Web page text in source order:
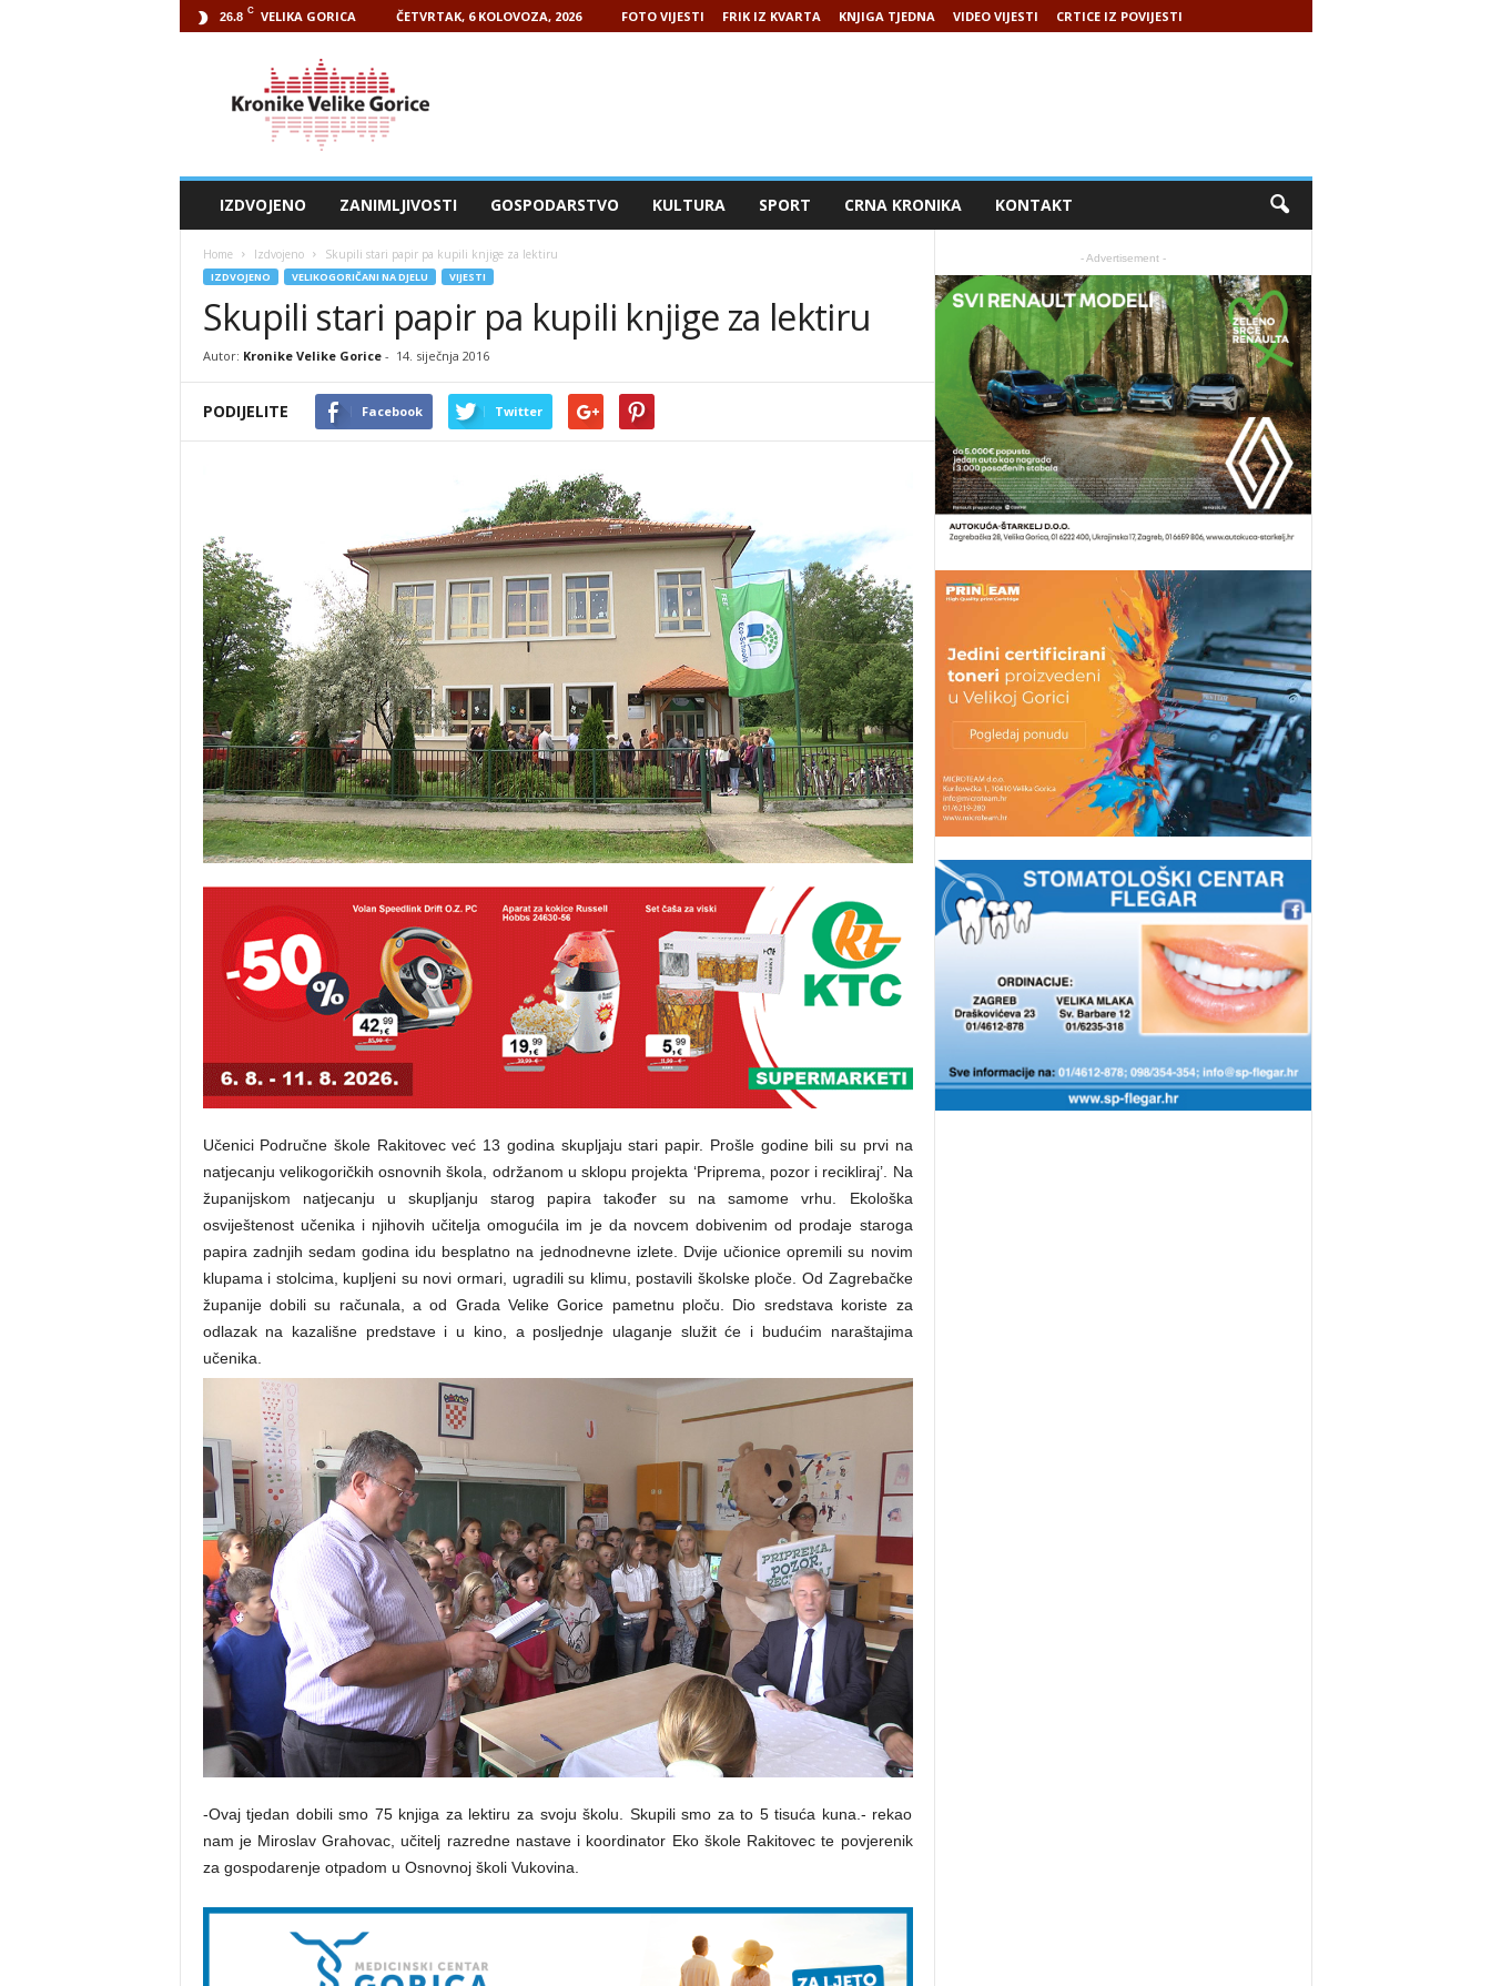
26.8 C VELIKA GORICA ČETVRTAK, 6 KOLOVOZA, 2026 FOTO VIJESTI FRIK IZ KVARTA KNJIGA TJEDNA VIDEO VIJESTI CRTICE IZ POVIJESTI
IZDVOJENO ZANIMLJIVOSTI GOSPODARSTVO KULTURA SPORT CRNA KRONIKA KONTAKT
Home Izdvojeno Skupili stari papir pa kupili knjige za lektiru
IZDVOJENO VELIKOGORIČANI NA DJELU VIJESTI
Skupili stari papir pa kupili knjige za lektiru
Autor: Kronike Velike Gorice- 14. siječnja 2016
PODIJELITE Facebook Twitter
Učenici Područne škole Rakitovec već 13 godina skupljaju stari papir. Prošle godine bili su prvi na
natjecanju velikogoričkih osnovnih škola, održanom u sklopu projekta ‘Priprema, pozor i recikliraj’. Na
županijskom natjecanju u skupljanju starog papira također su na samome vrhu. Ekološka
osviještenost učenika i njihovih učitelja omogućila im je da novcem dobivenim od prodaje staroga
papira zadnjih sedam godina idu besplatno na jednodnevne izlete. Dvije učionice opremili su novim
klupama i stolcima, kupljeni su novi ormari, ugradili su klimu, postavili školske ploče. Od Zagrebačke
županije dobili su računala, a od Grada Velike Gorice pametnu ploču. Dio sredstava koriste za
odlazak na kazališne predstave i u kino, a posljednje ulaganje služit će i budućim naraštajima
učenika.
-Ovaj tjedan dobili smo 75 knjiga za lektiru za svoju školu. Skupili smo za to 5 tisuća kuna.- rekao
nam je Miroslav Grahovac, učitelj razredne nastave i koordinator Eko škole Rakitovec te povjerenik
za gospodarenje otpadom u Osnovnoj školi Vukovina.
- Advertisement -